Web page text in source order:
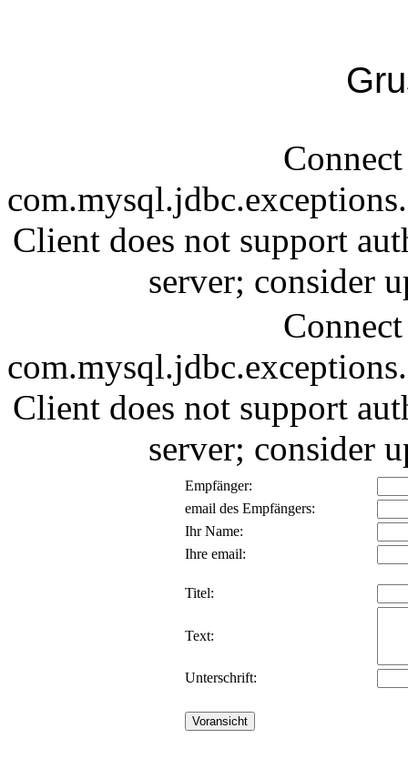
Client does not support
server; consider
Client does not support
server; consider
Empfänger:
email des Empfängers:
Ihr Name:
Ihre email:
Titel:
Text:
Unterschrift: